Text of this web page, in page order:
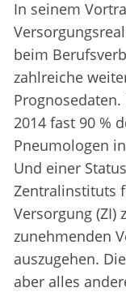
In seinem
beim
zahlreiche
2014 fast 90 %
Pneumologen
Und einer
Zentralinstituts
Versorgung (ZI)
zunehmenden
auszugehen.
aber alles